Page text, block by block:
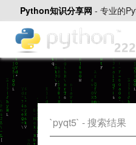
Python知识分享网 - 专业的
`pyqt5` - 搜索结果